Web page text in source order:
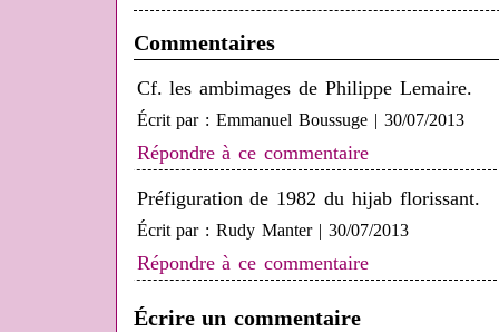
Commentaires
Cf. les ambimages de Philippe Lemaire.
Écrit par : Emmanuel Boussuge | 30/07/2013
Répondre à ce commentaire
Préfiguration de 1982 du hijab florissant.
Écrit par : Rudy Manter | 30/07/2013
Répondre à ce commentaire
Écrire un commentaire